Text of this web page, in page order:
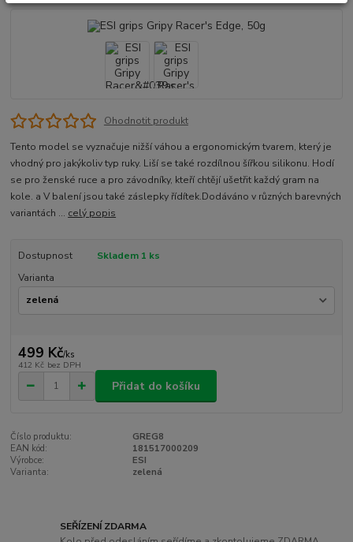
Ohodnotit produkt
Tento model se vyznačuje nižší váhou a ergonomickým tvarem, který je
vhodný pro jakýkoliv typ ruky. Liší se také rozdílnou šířkou silikonu. Hodí
se pro ženské ruce a pro závodníky, kteří chtějí ušetřit každý gram na
kole. a V balení jsou také záslepky řídítek.Dodáváno v různých barevných
variantách ... celý popis
Dostupnost
Skladem 1 ks
Varianta
499 Kč/ks
412 Kč bez DPH
Přidat do košíku
Číslo produktu:
GREG8
EAN kód:
181517000209
Výrobce:
ESI
Varianta:
zelená
SEŘÍZENÍ ZDARMA